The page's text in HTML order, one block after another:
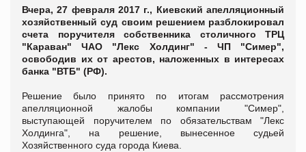
Вчера, 27 февраля 2017 г., Киевский апелляционный
хозяйственный суд своим решением разблокировал
счета поручителя собственника столичного ТРЦ
"Караван" ЧАО "Лекс Холдинг" - ЧП "Симер",
освободив их от арестов, наложенных в интересах
банка "ВТБ" (РФ).
Решение было принято по итогам рассмотрения
апелляционной жалобы компании "Симер",
выступающей поручителем по обязательствам "Лекс
Холдинга", на решение, вынесенное судьей
Хозяйственного суда города Киева.